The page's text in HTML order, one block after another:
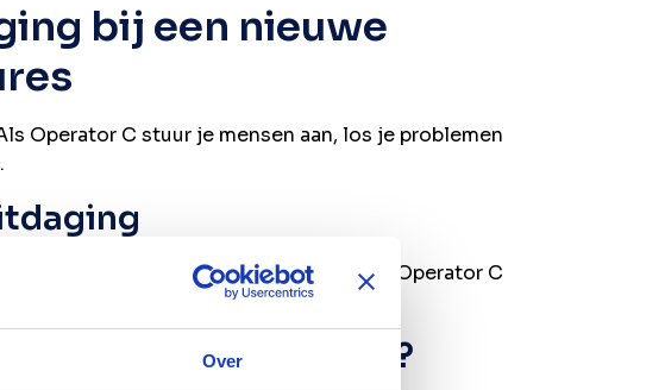
Over
bij een nieuwe
Operator C stuur je mensen aan, los je problemen
VAPRO heeft vacatures voor Operator C
bij jouw wensen?